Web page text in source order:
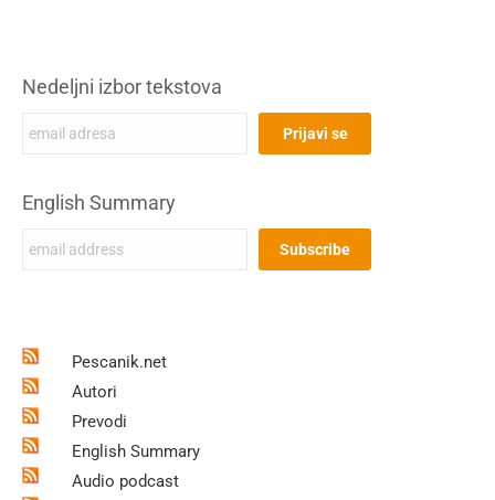
Nedeljni izbor tekstova
English Summary
Pescanik.net
Autori
Prevodi
English Summary
Audio podcast